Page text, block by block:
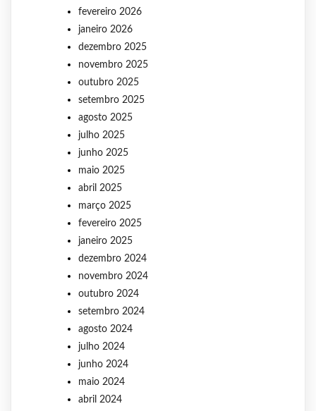
fevereiro 2026
janeiro 2026
dezembro 2025
novembro 2025
outubro 2025
setembro 2025
agosto 2025
julho 2025
junho 2025
maio 2025
abril 2025
março 2025
fevereiro 2025
janeiro 2025
dezembro 2024
novembro 2024
outubro 2024
setembro 2024
agosto 2024
julho 2024
junho 2024
maio 2024
abril 2024